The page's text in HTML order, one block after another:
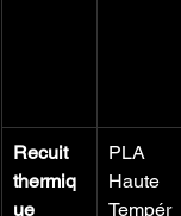
Recuit
thermiq
ue
PLA
Haute
Tempér